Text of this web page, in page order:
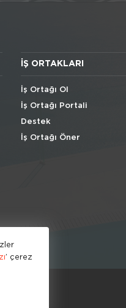
İŞ ORTAKLARI
İş Ortağı Ol
İş Ortağı Portali
Destek
İş Ortağı Öner
’ çerez